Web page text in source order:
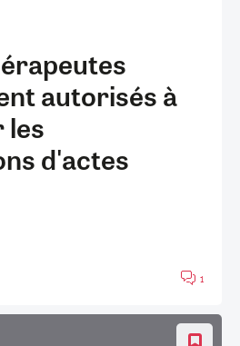
autorisés à
les
d'actes
1